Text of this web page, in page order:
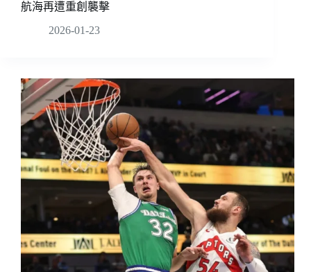
航海再遭重創襲擊
2026-01-23